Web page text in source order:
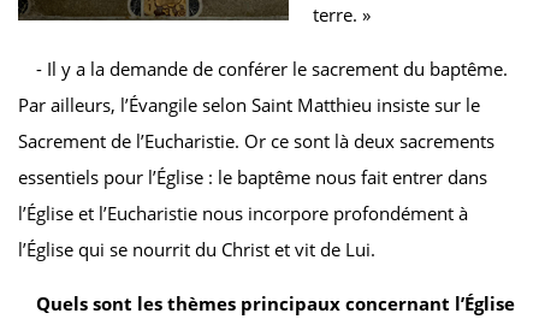
terre. »
- Il y a la demande de conférer le sacrement du baptême.
Par ailleurs, l’Évangile selon Saint Matthieu insiste sur le
Sacrement de l’Eucharistie. Or ce sont là deux sacrements
essentiels pour l’Église : le baptême nous fait entrer dans
l’Église et l’Eucharistie nous incorpore profondément à
l’Église qui se nourrit du Christ et vit de Lui.
Quels sont les thèmes principaux concernant l’Église